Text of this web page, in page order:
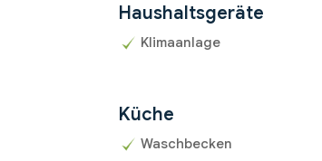
Haushaltsgeräte
Klimaanlage
Küche
Waschbecken